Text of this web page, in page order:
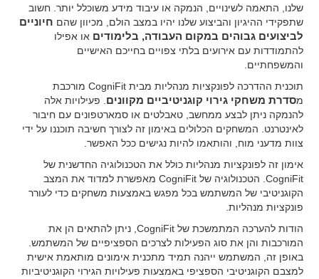
שלנו, התאמה לשינויים, הנמקה או עיבוד מידע משוכלל יותר. חשוב
שתפקידי ההיגיון והביצוע שלנו יהיו במצב הולם, מכיוון שהם חיוניים
לביצועים גבוהים במקום העבודה, בלימודים או אפילו
להתמודדות עם אירועים בלתי צפויים בחייכם האישיים
והמשפחתיים.
תוכנית ההדרכה לפונקציות מנהליות מבית CogniFit מורכבת
מסדרת משחקי גירוי קוגניטיביים מקוונים . פעילויות אלה
להנמקה ניתן לבצע ממחשב, טאבלטים או סמארטפונים עם חיבור
לאינטרנט. המשחקים הכלולים באימון זה לצורך חשיבה תוכננו על ידי
צוות מדעני מוח, והותאמו להיות נגישים ככל האפשר.
אימון זה לפונקציות מנהליות כולל את הטכנולוגיה החדשנית של
CogniFit. הטכנולוגיה של CogniFit מאפשרת למדוד את המצב
הקוגניטיבי של המשתמש בכל מפגש באמצעות משחקים כדי לעורר
פונקציות מנהליות.
הודות להערכה המתמשכת של CogniFit, ניתן להתאים הן את
המורכבות והן את סוג הפעילות לצרכים הספציפיים של המשתמש.
באופן זה, המשתמש ייהנה תמיד מתכנית אימונים מותאמת אישית
למצבם הקוגניטיבי הספציפי באמצעות פעילויות הגירוי הקוגניטיביות